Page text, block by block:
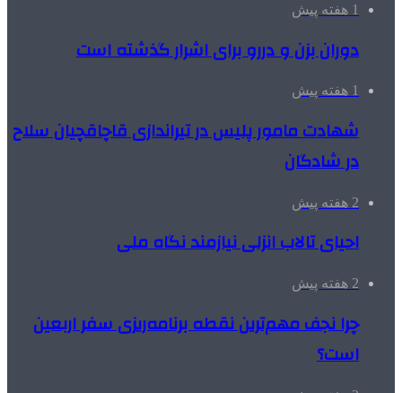
1 هفته پیش
دوران بزن و دررو برای اشرار گذشته است
1 هفته پیش
شهادت مامور پلیس در تیراندازی قاچاقچیان سلاح
در شادگان
2 هفته پیش
احیای تالاب انزلی نیازمند نگاه ملی
2 هفته پیش
چرا نجف مهم‌ترین نقطه برنامه‌ریزی سفر اربعین
است؟